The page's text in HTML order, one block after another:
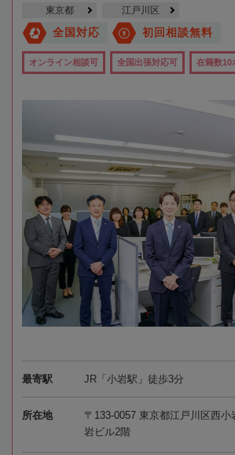
東京都 江戸川区
全国対応 初回相談無料
オンライン相談可 全国出張対応可 在籍数10
最寄駅 JR「小岩駅」徒歩3分
所在地
〒133-0057 東京都江戸川区西
岩ビル2階